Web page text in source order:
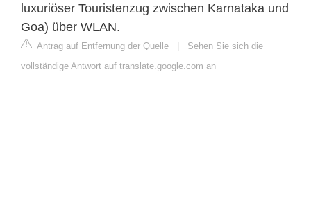
luxuriöser Touristenzug zwischen Karnataka und
Goa) über WLAN.
Antrag auf Entfernung der Quelle | Sehen Sie sich die
vollständige Antwort auf translate.google.com an